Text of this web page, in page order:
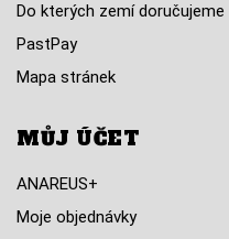
Do kterých zemí doručujeme
PastPay
Mapa stránek
MŮJ ÚČET
ANAREUS+
Moje objednávky